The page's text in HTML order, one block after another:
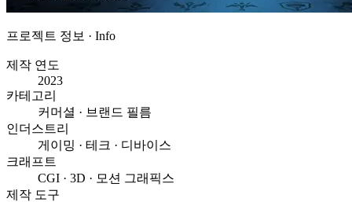
프로젝트 정보 · Info
제작 연도
2023
카테고리
커머셜 · 브랜드 필름
인더스트리
게이밍 · 테크 · 디바이스
크래프트
CGI · 3D · 모션 그래픽스
제작 도구